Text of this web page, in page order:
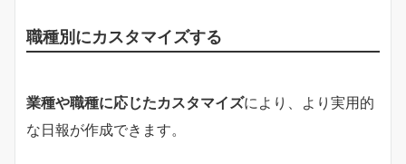
職種別にカスタマイズする
業種や職種に応じたカスタマイズにより、より実用的
な日報が作成できます。